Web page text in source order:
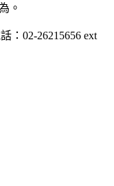
。
：02-26215656 ext